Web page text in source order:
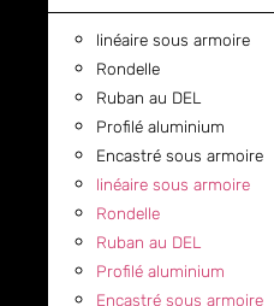
linéaire sous armoire
Rondelle
Ruban au DEL
Profilé aluminium
Encastré sous armoire
linéaire sous armoire
Rondelle
Ruban au DEL
Profilé aluminium
Encastré sous armoire